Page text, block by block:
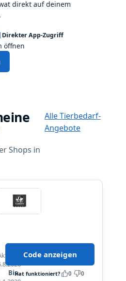
direkt auf deinem
Direkter App-Zugriff
öffnen
Shops in
Alle Tierbedarf-
Angebote
Bis
Code anzeigen
Hat funktioniert? 0 0